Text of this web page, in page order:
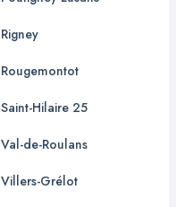
Rigney
Rougemontot
Saint-Hilaire 25
Val-de-Roulans
Villers-Grélot